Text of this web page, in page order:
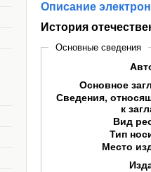
Описание
История
Основные сведения
Основное
Сведения,
к
Вид
Тип
Место